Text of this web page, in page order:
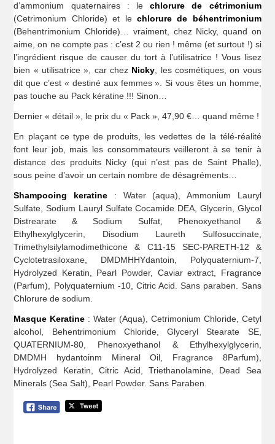
d’ammonium quaternaires : lechlorure de cétrimonium
(Cetrimonium Chloride) et le chlorure de béhentrimonium
(Behentrimonium Chloride)… vraiment, chez Nicky, quand on
aime, on ne compte pas : c’est 2 ou rien ! même (et surtout !) si
l’ingrédient risque de causer du tort à l’utilisatrice ! Vous lisez
bien « utilisatrice », car chez Nicky , les cosmétiques, on vous
dit que c’est « destiné aux femmes ». Si vous êtes un homme,
pas touche au Pack kératine !!! Sinon…
Dernier « détail », le prix du « Pack », 47,90 €… quand même !
En plaçant ce type de produits, les vedettes de la télé-réalité
font leur job, mais les consommateurs veilleront à se tenir à
distance des produits Nicky (qui n’est pas de Saint Phalle),
sous peine d’avoir un certain nombre de désagréments…
Shampooing keratine : Water (aqua), Ammonium Lauryl
Sulfate, Sodium Lauryl Sulfate Cocamide DEA, Glycerin, Glycol
Distrearate & Sodium Sulfat, Phenoxyethanol &
Ethylhexylglycerin, Disodium Laureth Sulfosuccinate,
Trimethylsilylamodimethicone & C11-15 SEC-PARETH-12 &
Cyclotetrasiloxane, DMDMHHYdantoin, Polyquaternium-7,
Hydrolyzed Keratin, Pearl Powder, Caviar extract, Fragrance
(Parfum), Polyquaternium -10, Citric Acid. Sans paraben. Sans
Chlorure de sodium.
Masque Keratine : Water (Aqua), Cetrimonium Chloride, Cetyl
alcohol, Behentrimonium Chloride, Glyceryl Stearate SE,
QUATERNIUM-80, Phenoxyethanol & Ethylhexylglycerin,
DMDMH hydantoinm Mineral Oil, Fragrance 8Parfum),
Hydrolyzed Keratin, Citric Acid, Triethanolamine, Dead Sea
Minerals (Sea Salt), Pearl Powder. Sans Paraben.